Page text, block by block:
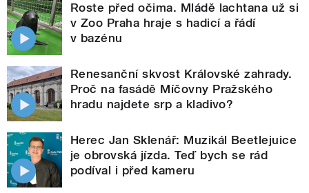
Roste před očima. Mládě lachtana už si
v Zoo Praha hraje s hadicí a řádí
v bazénu
Renesanční skvost Královské zahrady.
Proč na fasádě Míčovny Pražského
hradu najdete srp a kladivo?
Herec Jan Sklenář: Muzikál Beetlejuice
je obrovská jízda. Teď bych se rád
podíval i před kameru